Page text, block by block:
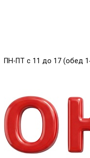
ПН-ПТ с 11 до 17 (обед